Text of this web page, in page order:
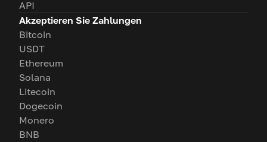
API
Akzeptieren Sie Zahlungen
Bitcoin
USDT
Ethereum
Solana
Litecoin
Dogecoin
Monero
BNB